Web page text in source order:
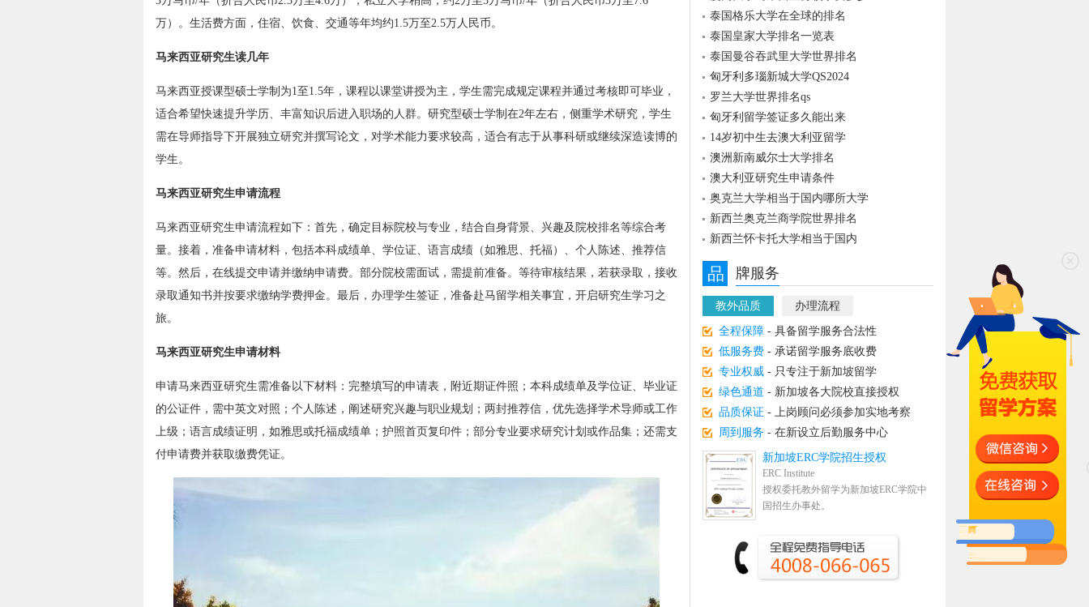
万）。生活费方面，住宿、饮食、交通等年均约1.5万至2.5万人民币。
马来西亚研究生读几年
马来西亚授课型硕士学制为1至1.5年，课程以课堂讲授为主，学生需完成规定课程并通过考核即可毕业，
适合希望快速提升学历、丰富知识后进入职场的人群。研究型硕士学制在2年左右，侧重学术研究，学生
需在导师指导下开展独立研究并撰写论文，对学术能力要求较高，适合有志于从事科研或继续深造读博的
学生。
马来西亚研究生申请流程
马来西亚研究生申请流程如下：首先，确定目标院校与专业，结合自身背景、兴趣及院校排名等综合考
量。接着，准备申请材料，包括本科成绩单、学位证、语言成绩（如雅思、托福）、个人陈述、推荐信
等。然后，在线提交申请并缴纳申请费。部分院校需面试，需提前准备。等待审核结果，若获录取，接收
录取通知书并按要求缴纳学费押金。最后，办理学生签证，准备赴马留学相关事宜，开启研究生学习之
旅。
马来西亚研究生申请材料
申请马来西亚研究生需准备以下材料：完整填写的申请表，附近期证件照；本科成绩单及学位证、毕业证
的公证件，需中英文对照；个人陈述，阐述研究兴趣与职业规划；两封推荐信，优先选择学术导师或工作
上级；语言成绩证明，如雅思或托福成绩单；护照首页复印件；部分专业要求研究计划或作品集；还需支
付申请费并获取缴费凭证。
泰国格乐大学在全球的排名
泰国皇家大学排名一览表
泰国曼谷吞武里大学世界排名
匈牙利多瑙新城大学QS2024
罗兰大学世界排名qs
匈牙利留学签证多久能出来
14岁初中生去澳大利亚留学
澳洲新南威尔士大学排名
澳大利亚研究生申请条件
奥克兰大学相当于国内哪所大学
新西兰奥克兰商学院世界排名
新西兰怀卡托大学相当于国内
品 牌服务
教外品质 办理流程
全程保障 - 具备留学服务合法性
低服务费 - 承诺留学服务底收费
专业权威 - 只专注于新加坡留学
绿色通道 - 新加坡各大院校直接授权
品质保证 - 上岗顾问必须参加实地考察
周到服务 - 在新设立后勤服务中心